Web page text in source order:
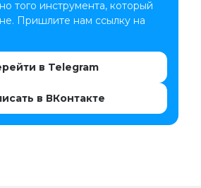
того инструмента, который
Пришлите нам ссылку на
в Telegram
в ВКонтакте